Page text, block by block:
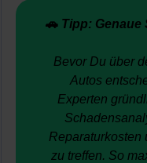
🚗 Tipp: Genaue
Bevor Du über
Autos
Experten
Reparaturkosten
zu treffen. So